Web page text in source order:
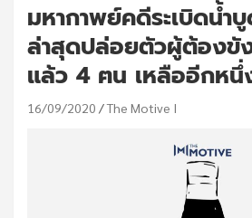
มหากาพย์คดีระเบิดน้ำ
ล่าสุดปล่อยตัวผู้ต้องขั
แล้ว 4 ฅน เหลืออีกหนึ่
16/09/2020 The Motive I